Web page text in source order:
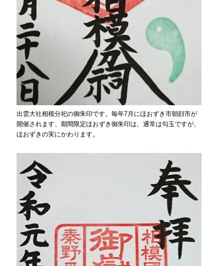
出雲大社相模分祀の御朱印です。毎年7月にほおずき市朝顔市が
開催されます、期間限定ほおずき御朱印は、通常は勾玉ですが、
ほおずきの実にかわります。